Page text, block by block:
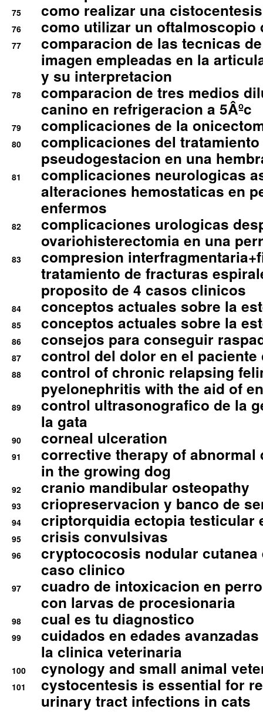
75 como realizar una
76 como utilizar un oftalmoscopio
77
comparacion de las tecnicas
imagen empleadas en la
y su interpretacion
78
comparacion de tres medios
canino en refrigeracion a 5Âºc
79 complicaciones de la
80
complicaciones del
pseudogestacion en una
81
complicaciones neurologicas
alteraciones hemostaticas en
enfermos
82
complicaciones urologicas
ovariohisterectomia en una
83
compresion
tratamiento de fracturas
proposito de 4 casos clinicos
84 conceptos actuales sobre la
85 conceptos actuales sobre la
86 consejos para conseguir
87 control del dolor en el
88
control of chronic relapsing
pyelonephritis with the aid of
89
control ultrasonografico de la
la gata
90 corneal ulceration
91
corrective therapy of abnormal
in the growing dog
92 cranio mandibular osteopathy
93 criopreservacion y banco de
94 criptorquidia ectopia testicular
95 crisis convulsivas
96
cryptococosis nodular cutanea
caso clinico
97
cuadro de intoxicacion en
con larvas de procesionaria
98 cual es tu diagnostico
99
cuidados en edades
la clinica veterinaria
100 cynology and small animal
101
cystocentesis is essential for
urinary tract infections in cats